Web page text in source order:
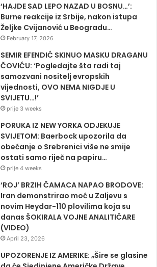
‘HAJDE SAD LEPO NAZAD U BOSNU…’:
Burne reakcije iz Srbije, nakon istupa
Željke Cvijanović u Beogradu…
February 17, 2026
SEMIR EFENDIĆ SKINUO MASKU DRAGANU
ČOVIĆU: ‘Pogledajte šta radi taj
samozvani nositelj evropskih
vijednosti, OVO NEMA NIGDJE U
SVIJETU…!’
prije 3 weeks
PORUKA IZ NEW YORKA ODJEKUJE
SVIJETOM: Baerbock upozorila da
obećanje o Srebrenici više ne smije
ostati samo riječ na papiru…
prije 4 weeks
‘ROJ’ BRZIH ČAMACA NAPAO BRODOVE:
Iran demonstrirao moć u Zaljevu s
novim Heydar-110 plovilima koja su
danas ŠOKIRALA VOJNE ANALITIČARE
(VIDEO)
April 23, 2026
UPOZORENJE IZ AMERIKE: „Šire se glasine